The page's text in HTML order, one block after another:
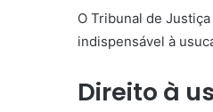
O Tribunal de
indispensável à
Direito à